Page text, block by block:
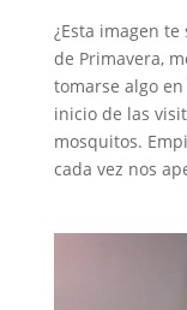
¿Esta imagen te
de Primavera,
tomarse algo
inicio de las
mosquitos.
cada vez nos